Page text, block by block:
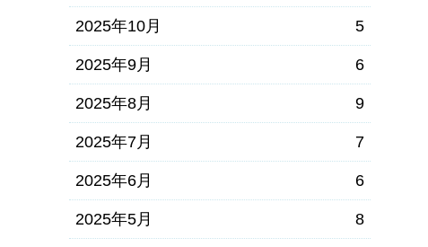
2025年10月 5
2025年9月 6
2025年8月 9
2025年7月 7
2025年6月 6
2025年5月 8